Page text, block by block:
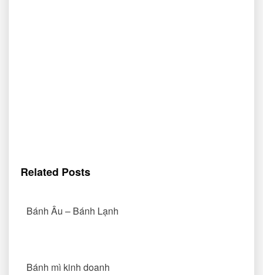
Related Posts
Bánh Âu – Bánh Lạnh
Bánh mì kinh doanh